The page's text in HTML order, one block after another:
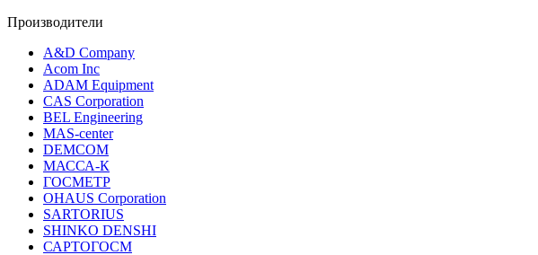
Производители
A&D Company
Acom Inc
ADAM Equipment
CAS Corporation
BEL Engineering
MAS-center
DEMCOM
МАССА-К
ГОСМЕТР
OHAUS Corporation
SARTORIUS
SHINKO DENSHI
САРТОГОСМ